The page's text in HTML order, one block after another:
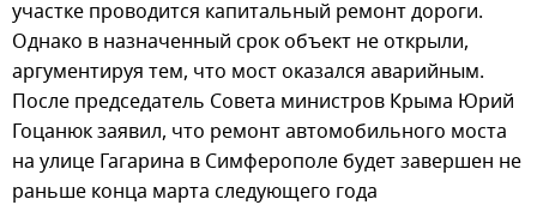
участке проводится капитальный ремонт дороги.
Однако в назначенный срок объект не открыли,
аргументируя тем, что мост оказался аварийным.
После председатель Совета министров Крыма Юрий
Гоцанюк заявил, что ремонт автомобильного моста
на улице Гагарина в Симферополе будет завершен не
раньше конца марта следующего года